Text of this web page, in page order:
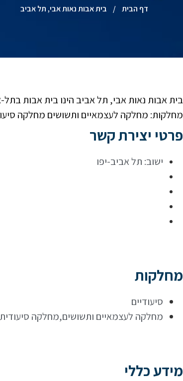
דף הבית / בית אבות נאות אבי, תל אביב
מחלקות: מחלקה לעצמאיים ותשושים מחלקה
פרטי יצירת קשר
ישוב: תל אביב-יפו
מחלקות
סיעודיים
מחלקה לעצמאיים ותשושים,מחלקה סיעודית
מידע כללי